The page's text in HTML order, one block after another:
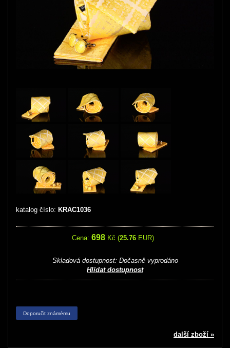
katalog číslo: KRAC1036
Cena: 698 Kč (25.76 EUR)
Skladová dostupnost: Dočasně vyprodáno
Hlídat dostupnost
Doporučit známému
další zboží »